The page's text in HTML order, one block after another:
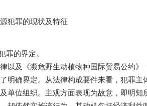
罪的现状及特征
的界定。
及《濒危野生动植物种国际贸易公约》
明确界定。从法律构成要件来看，犯罪主
单位组织。主观方面表现为故意，即明知